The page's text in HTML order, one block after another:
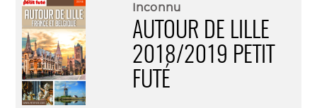
Inconnu
AUTOUR DE LILLE
2018/2019 PETIT
FUTÉ